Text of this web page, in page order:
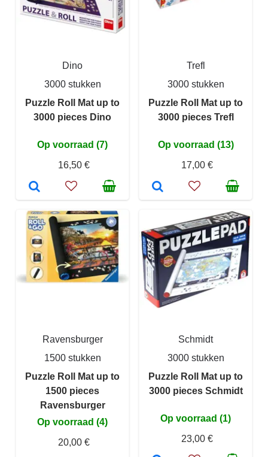
Dino
3000 stukken
Puzzle Roll Mat up to
3000 pieces Dino
Op voorraad (7)
16,50 €
Trefl
3000 stukken
Puzzle Roll Mat up to
3000 pieces Trefl
Op voorraad (13)
17,00 €
Ravensburger
1500 stukken
Puzzle Roll Mat up to
1500 pieces
Ravensburger
Op voorraad (4)
20,00 €
Schmidt
3000 stukken
Puzzle Roll Mat up to
3000 pieces Schmidt
Op voorraad (1)
23,00 €